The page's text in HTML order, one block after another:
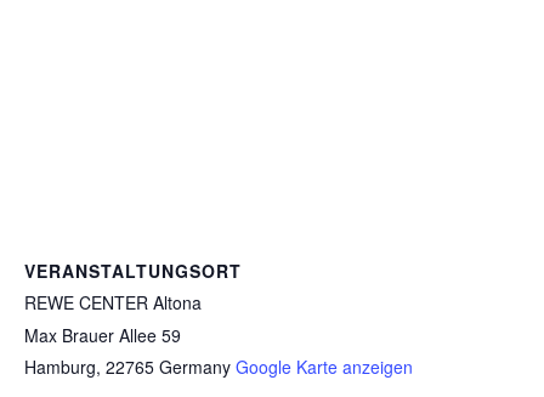
VERANSTALTUNGSORT
REWE CENTER Altona
Max Brauer Allee 59
Hamburg, 22765 Germany Google Karte anzeigen